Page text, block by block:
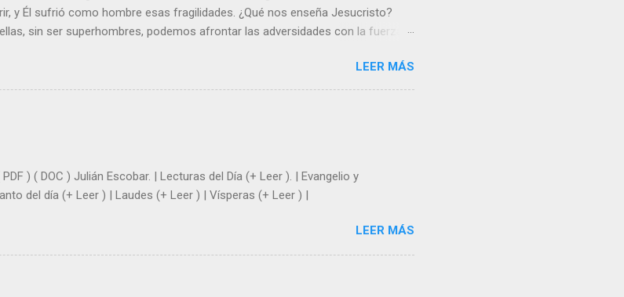
y Él sufrió como hombre esas fragilidades. ¿Qué nos enseña Jesucristo?
sin ser superhombres, podemos afrontar las adversidades con la fuerza y
acompañados y protegidos por nosotros. “ Señor, soy un árbol sin frutos,
que al menos mis ramas y hojas den sombra en los días del sol abrasador
- ¿Superas tu fragilidad con la gracia de Dios? Julián Escobar. | Lecturas
LEER MÁS
) ( DOC ) Julián Escobar. | Lecturas del Día (+ Leer ). | Evangelio y
del día (+ Leer ) | Laudes (+ Leer ) | Vísperas (+ Leer ) |
LEER MÁS